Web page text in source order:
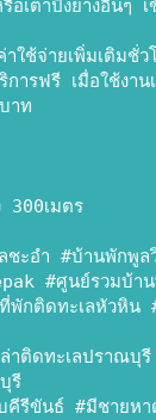
อเตาปิ้งย่างอื่นๆ
จ่ายเพิ่มเติมชั่ว
ารฟรี เมื่อใช้งา
าท
300เมตร
ะอำ #บ้านพักพูล
#ศูนย์รวมบ้า
กติดทะเลหัวหิน
าติดทะเลปราณบุ
รี
คีรีขันธ์ #มีชาย